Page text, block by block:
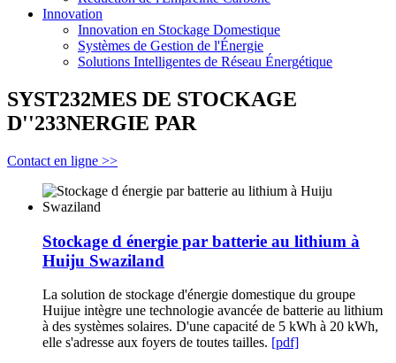
Innovation
Innovation en Stockage Domestique
Systèmes de Gestion de l'Énergie
Solutions Intelligentes de Réseau Énergétique
SYST232MES DE STOCKAGE
D''233NERGIE PAR
Contact en ligne >>
Stockage d énergie par batterie au lithium à
Huiju Swaziland
La solution de stockage d'énergie domestique du groupe
Huijue intègre une technologie avancée de batterie au lithium
à des systèmes solaires. D'une capacité de 5 kWh à 20 kWh,
elle s'adresse aux foyers de toutes tailles. [pdf]